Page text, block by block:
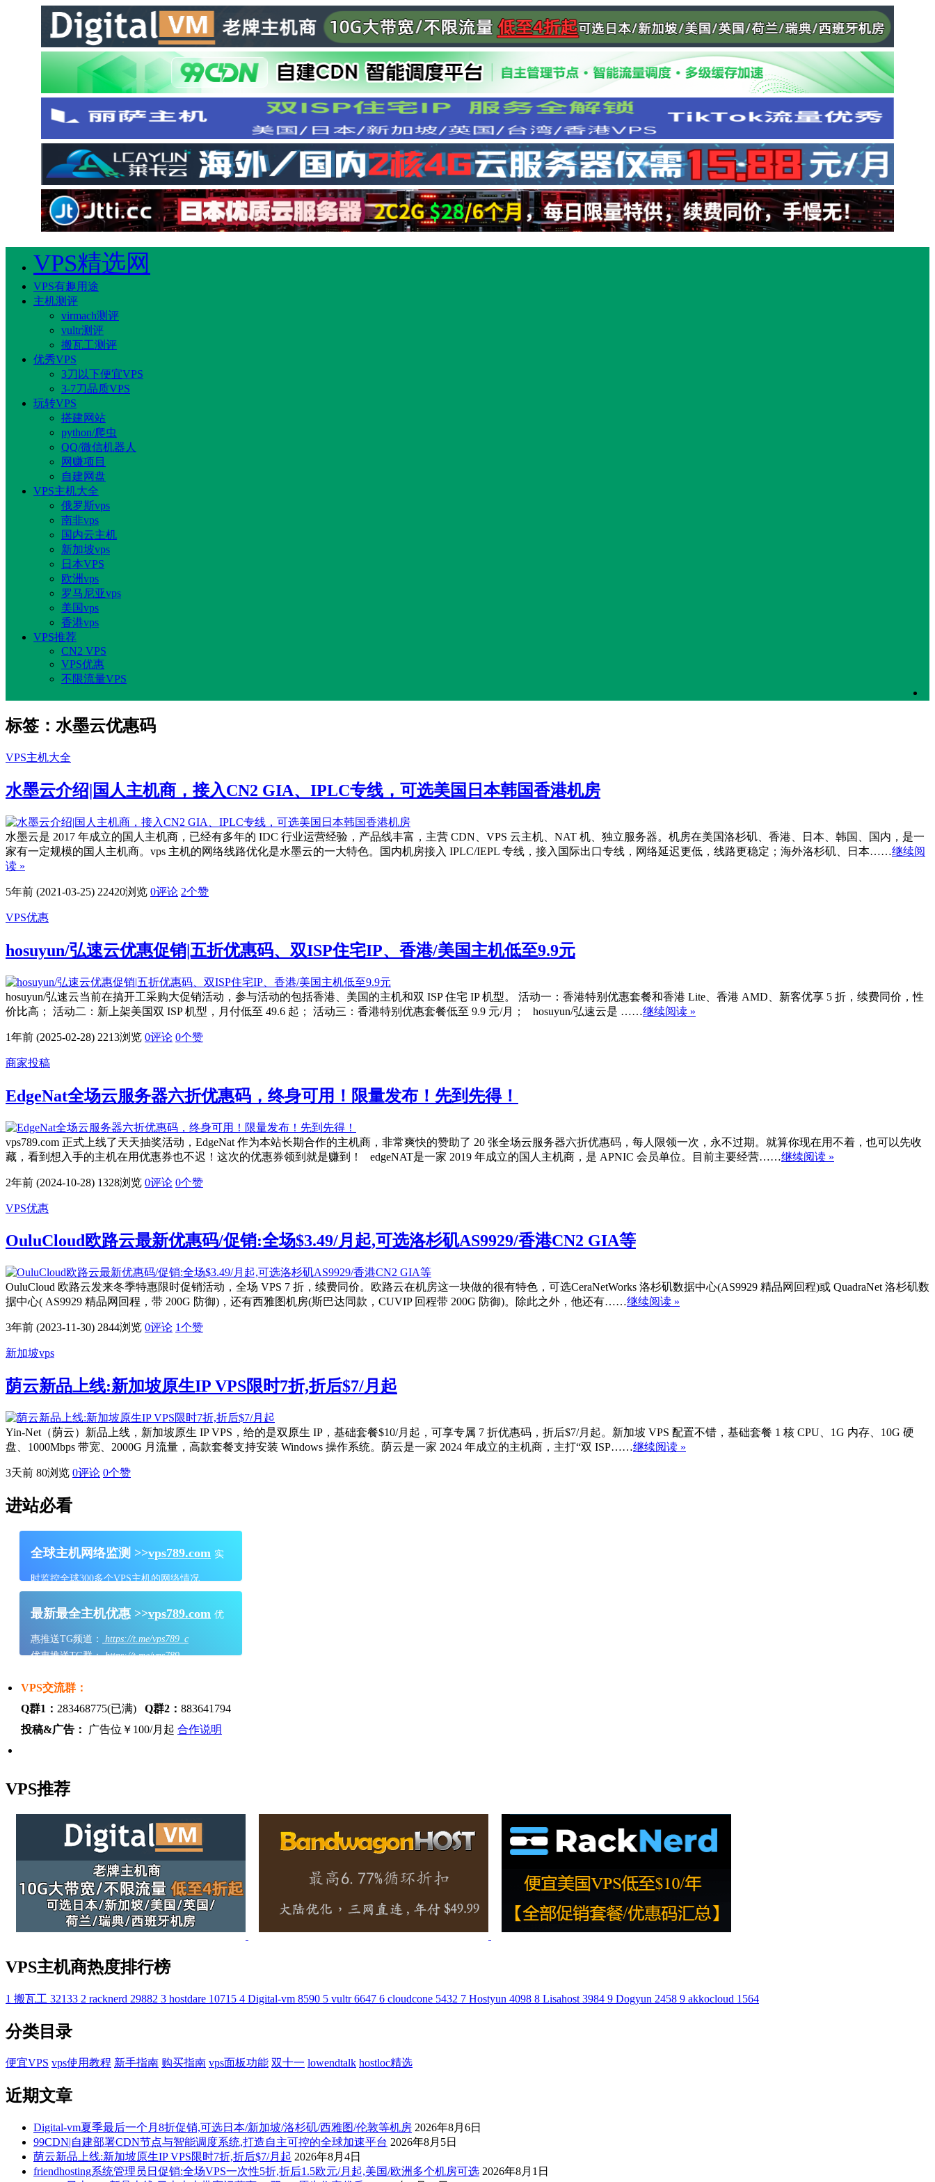
VPS精选网
VPS有趣用途
主机测评
virmach测评
vultr测评
搬瓦工测评
优秀VPS
3刀以下便宜VPS
3-7刀品质VPS
玩转VPS
搭建网站
python/爬虫
QQ/微信机器人
网赚项目
自建网盘
VPS主机大全
俄罗斯vps
南非vps
国内云主机
新加坡vps
日本VPS
欧洲vps
罗马尼亚vps
美国vps
香港vps
VPS推荐
CN2 VPS
VPS优惠
不限流量VPS
标签：水墨云优惠码
VPS主机大全
水墨云介绍|国人主机商，接入CN2 GIA、IPLC专线，可选美国日本韩国香港机房
水墨云是 2017 年成立的国人主机商，已经有多年的 IDC 行业运营经验，产品线丰富，主营 CDN、VPS 云主机、NAT 机、独立服务器。机房在美国洛杉矶、香港、日本、韩国、国内，是一
家有一定规模的国人主机商。vps 主机的网络线路优化是水墨云的一大特色。国内机房接入 IPLC/IEPL 专线，接入国际出口专线，网络延迟更低，线路更稳定；海外洛杉矶、日本……继续阅
读 »
5年前 (2021-03-25) 22420浏览 0评论 2个赞
VPS优惠
hosuyun/弘速云优惠促销|五折优惠码、双ISP住宅IP、香港/美国主机低至9.9元
hosuyun/弘速云当前在搞开工采购大促销活动，参与活动的包括香港、美国的主机和双 ISP 住宅 IP 机型。 活动一：香港特别优惠套餐和香港 Lite、香港 AMD、新客优享 5 折，续费同价，性
价比高； 活动二：新上架美国双 ISP 机型，月付低至 49.6 起； 活动三：香港特别优惠套餐低至 9.9 元/月； hosuyun/弘速云是 ……继续阅读 »
1年前 (2025-02-28) 2213浏览 0评论 0个赞
商家投稿
EdgeNat全场云服务器六折优惠码，终身可用！限量发布！先到先得！
vps789.com 正式上线了天天抽奖活动，EdgeNat 作为本站长期合作的主机商，非常爽快的赞助了 20 张全场云服务器六折优惠码，每人限领一次，永不过期。就算你现在用不着，也可以先收
藏，看到想入手的主机在用优惠券也不迟！这次的优惠券领到就是赚到！ edgeNAT是一家 2019 年成立的国人主机商，是 APNIC 会员单位。目前主要经营……继续阅读 »
2年前 (2024-10-28) 1328浏览 0评论 0个赞
VPS优惠
OuluCloud欧路云最新优惠码/促销:全场$3.49/月起,可选洛杉矶AS9929/香港CN2 GIA等
OuluCloud 欧路云发来冬季特惠限时促销活动，全场 VPS 7 折，续费同价。欧路云在机房这一块做的很有特色，可选CeraNetWorks 洛杉矶数据中心(AS9929 精品网回程)或 QuadraNet 洛杉矶数
据中心( AS9929 精品网回程，带 200G 防御)，还有西雅图机房(斯巴达同款，CUVIP 回程带 200G 防御)。除此之外，他还有……继续阅读 »
3年前 (2023-11-30) 2844浏览 0评论 1个赞
新加坡vps
荫云新品上线:新加坡原生IP VPS限时7折,折后$7/月起
Yin-Net（荫云）新品上线，新加坡原生 IP VPS，给的是双原生 IP，基础套餐$10/月起，可享专属 7 折优惠码，折后$7/月起。新加坡 VPS 配置不错，基础套餐 1 核 CPU、1G 内存、10G 硬
盘、1000Mbps 带宽、2000G 月流量，高款套餐支持安装 Windows 操作系统。荫云是一家 2024 年成立的主机商，主打“双 ISP……继续阅读 »
3天前 80浏览 0评论 0个赞
进站必看
全球主机网络监测 >>vps789.com 实
时监控全球300多个VPS主机的网络情况
最新最全主机优惠 >>vps789.com 优
惠推送TG频道：
https://t.me/vps789_c
优惠推送TG群：https://t.me/vps789
VPS交流群：
Q群1： 283468775(已满) Q群2： 883641794
投稿&广告：
广告位￥100/月起 合作说明
VPS推荐
VPS主机商热度排行榜
1 搬瓦工 32133 2 racknerd 29882 3 hostdare 10715 4 Digital-vm 8590 5 vultr 6647 6 cloudcone 5432 7 Hostyun 4098 8 Lisahost 3984 9 Dogyun 2458 9 akkocloud 1564
分类目录
便宜VPS vps使用教程 新手指南 购买指南 vps面板功能 双十一 lowendtalk hostloc精选
近期文章
Digital-vm夏季最后一个月8折促销,可选日本/新加坡/洛杉矶/西雅图/伦敦等机房 2026年8月6日
99CDN|自建部署CDN节点与智能调度系统,打造自主可控的全球加速平台 2026年8月5日
荫云新品上线:新加坡原生IP VPS限时7折,折后$7/月起 2026年8月4日
friendhosting系统管理员日促销:全场VPS一次性5折,折后1.5欧元/月起,美国/欧洲多个机房可选 2026年8月1日